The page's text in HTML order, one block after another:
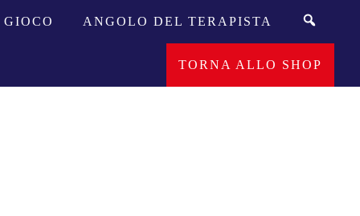
GIOCO ANGOLO DEL TERAPISTA
TORNA ALLO SHOP